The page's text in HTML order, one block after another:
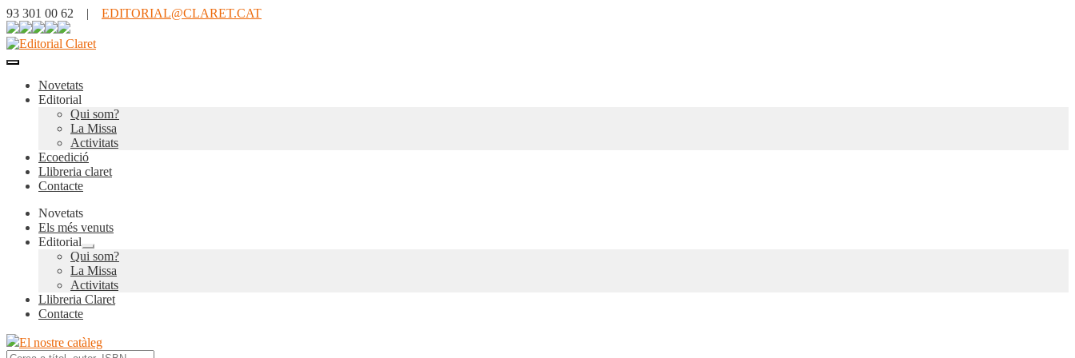
93 301 00 62 | EDITORIAL@CLARET.CAT
Novetats
Editorial
Qui som?
La Missa
Activitats
Ecoedició
Llibreria claret
Contacte
Novetats
Els més venuts
Editorial
Expandeix
el
menú
secundari
Qui som?
La Missa
Activitats
Llibreria Claret
Contacte
El nostre catàleg